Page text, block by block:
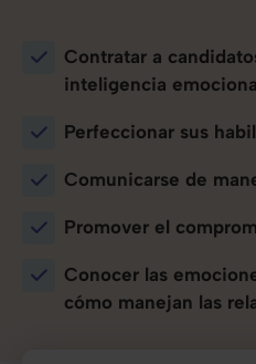
Contratar a
inteligencia
Perfeccionar sus
Comunicarse de
Promover el
Conocer las
cómo manejan las